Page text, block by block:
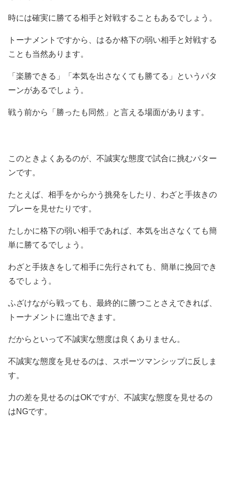
時には確実に勝てる相手と対戦することもあるでしょう。
トーナメントですから、はるか格下の弱い相手と対戦する
ことも当然あります。
「楽勝できる」「本気を出さなくても勝てる」というパタ
ーンがあるでしょう。
戦う前から「勝ったも同然」と言える場面があります。
このときよくあるのが、不誠実な態度で試合に挑むパター
ンです。
たとえば、相手をからかう挑発をしたり、わざと手抜きの
プレーを見せたりです。
たしかに格下の弱い相手であれば、本気を出さなくても簡
単に勝てるでしょう。
わざと手抜きをして相手に先行されても、簡単に挽回でき
るでしょう。
ふざけながら戦っても、最終的に勝つことさえできれば、
トーナメントに進出できます。
だからといって不誠実な態度は良くありません。
不誠実な態度を見せるのは、スポーツマンシップに反しま
す。
力の差を見せるのはOKですが、不誠実な態度を見せるの
はNGです。